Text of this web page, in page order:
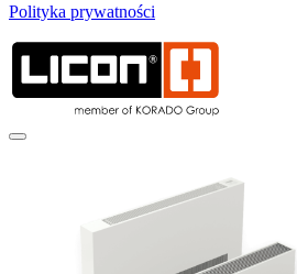
Polityka prywatności